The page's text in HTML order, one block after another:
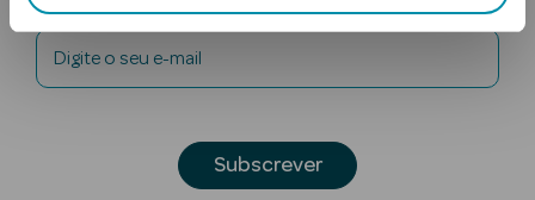
Digite o seu e-mail
Subscrever